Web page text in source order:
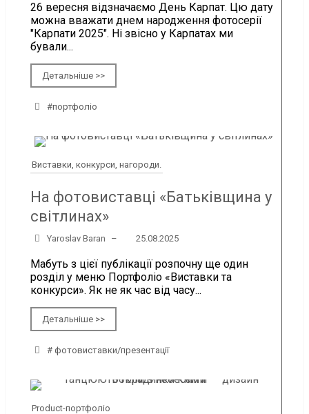
26 вересня відзначаємо День Карпат. Цю дату
можна вважати днем народження фотосерії
"Карпати 2025". Ні звісно у Карпатах ми
бували...
Детальніше >>
#портфоліо
Виставки, конкурси, нагороди.
На фотовиставці «Батьківщина у
світлинах»
Yaroslav Baran – 25.08.2025
Мабуть з цієї публікації розпочну ще один
розділ у меню Портфоліо «Виставки та
конкурси». Як не як час від часу...
Детальніше >>
# фотовиставки/презентації
Product-портфоліо